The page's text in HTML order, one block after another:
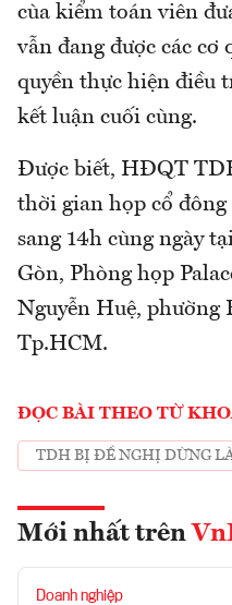
cùa kiểm toán viên
vẫn đang được các
quyền thực hiện điều
kết luận cuối cùng.
Được biết, HĐQT
thời gian họp cổ đông
sang 14h cùng ngày
Gòn, Phòng họp
Nguyễn Huệ, phường
Tp.HCM.
ĐỌC BÀI THEO TỪ
TDH BỊ ĐỀ NGHỊ DỪNG
Mới nhất trên
Doanh nghiệp